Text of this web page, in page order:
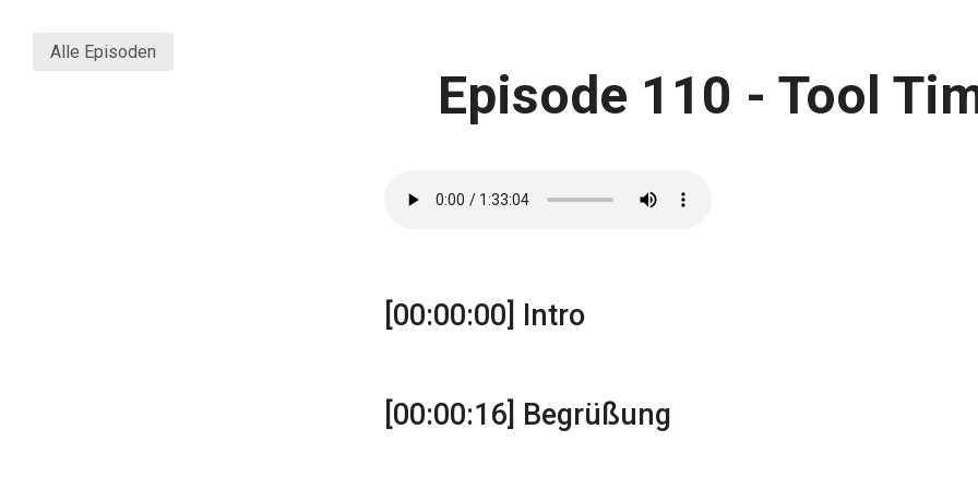
Alle Episoden
Episode 110 - Tool
[00:00:00] Intro
[00:00:16] Begrüßung